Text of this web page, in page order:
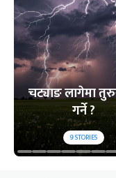
चट्याङ लागेमा
गर्ने ?
9STORIES